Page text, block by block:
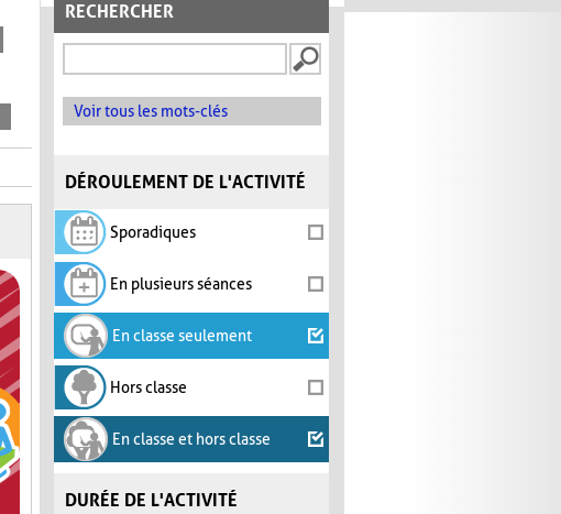
RECHERCHER
Voir tous les mots-clés
DÉROULEMENT DE L'ACTIVITÉ
Sporadiques
En plusieurs séances
En classe seulement
Hors classe
En classe et hors classe
DURÉE DE L'ACTIVITÉ